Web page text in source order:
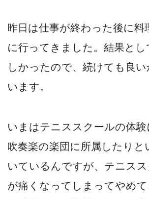
昨日は仕事が終わった後に料
に行ってきました。結果と
しかったので、続けても良
います。
いまはテニススクールの体験
吹奏楽の楽団に所属したりと
いているんですが、テニス
が痛くなってしまってやめて